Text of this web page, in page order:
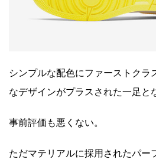
シンプルな配色にファーストクラ
なデザインがプラスされた一足と
事前評価も悪くない。
ただマテリアルに採用されたパー